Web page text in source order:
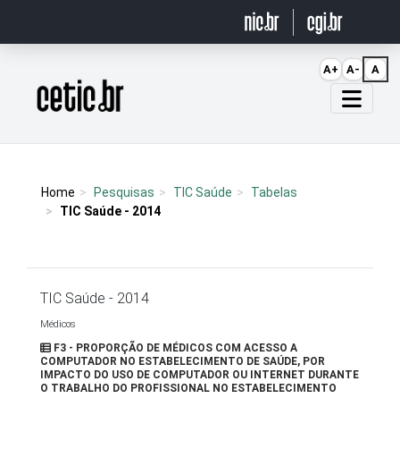
Página inicial
Home Pesquisas TIC Saúde
Tabelas
TIC Saúde - 2014
TIC Saúde - 2014
Médicos
F3 - PROPORÇÃO DE MÉDICOS COM ACESSO A
COMPUTADOR NO ESTABELECIMENTO DE SAÚDE, POR
IMPACTO DO USO DE COMPUTADOR OU INTERNET DURANTE
O TRABALHO DO PROFISSIONAL NO ESTABELECIMENTO
A+ A- A